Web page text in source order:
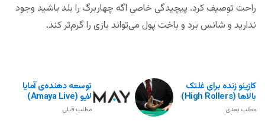
راحت توصیف کرد. پیچیدگی خاصی اگه چهاربرگ را بلد باشید وجود
ندارید و شانس برد و باخت پول می‌تواند بازی را گرم‌تر کند.
توسعه دهنده‌ی آمایا
لایو (Amaya Live)
مطلب قبلی
کازینو زنده برای غلتک
بالاها (High Rollers)
مطلب بعدی